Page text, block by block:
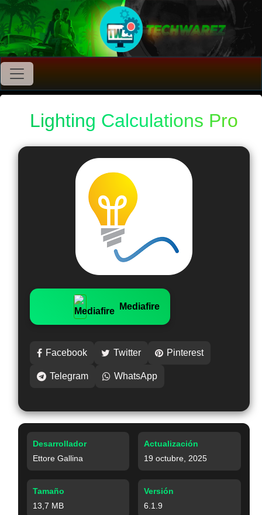
Lighting Calculations Pro
v6.1.9 Apk Premium 2025
Mediafire
Facebook Twitter Pinterest
Telegram WhatsApp
Desarrollador
Ettore Gallina
Actualización
19 octubre, 2025
Tamaño
13,7 MB
Versión
6.1.9